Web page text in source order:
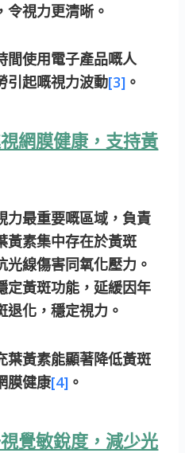
令視力更清晰。
間使用電子產品嘅人
引起嘅視力波動[3] 。
網膜健康，支持黃
力最重要嘅區域，負責
黃素集中存在於黃斑
線傷害同氧化壓力。
定黃斑功能，延緩因年
化，穩定視力。
葉黃素能顯著降低黃斑
膜健康[4] 。
覺敏銳度，減少光